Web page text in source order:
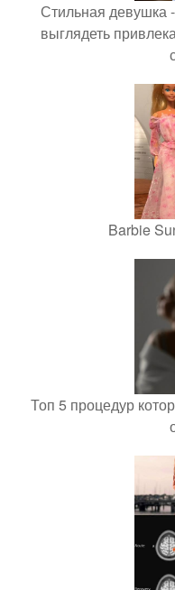
Стильная девушка
выглядеть
Barbie
Топ 5 процедур